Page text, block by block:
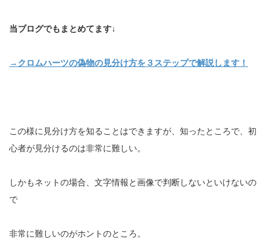
当ブログでもまとめてます↓
→クロムハーツの偽物の見分け方を３ステップで解説します！
この様に見分け方を知ることはできますが、知ったところで、初
心者が見分けるのは非常に難しい。
しかもネットの場合、文字情報と画像で判断しないといけないの
で
非常に難しいのがホントのところ。